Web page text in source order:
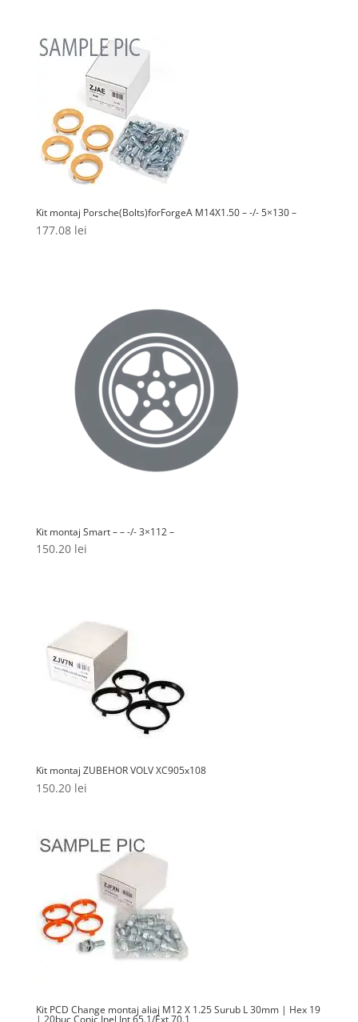
Kit montaj Porsche(Bolts)forForgeA M14X1.50 – -/- 5×130 –
177.08 lei
Kit montaj Smart – – -/- 3×112 –
150.20 lei
Kit montaj ZUBEHOR VOLV XC905x108
150.20 lei
Kit PCD Change montaj aliaj M12 X 1.25 Surub L 30mm | Hex 19
| 20buc Conic Inel Int 65.1/Ext 70.1